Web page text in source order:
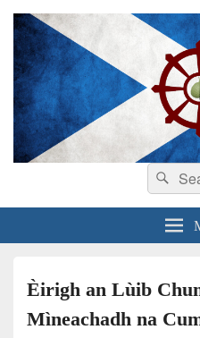
Search
for:
Èirigh an Lùib
Mìneachadh na